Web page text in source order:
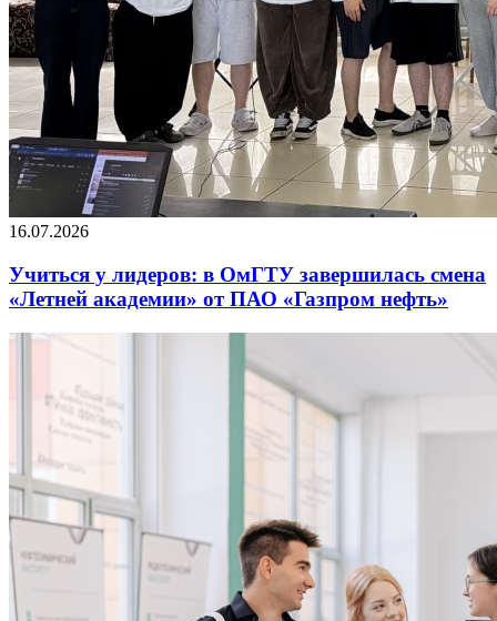
16.07.2026
Учиться у лидеров: в ОмГТУ завершилась смена
«Летней академии» от ПАО «Газпром нефть»